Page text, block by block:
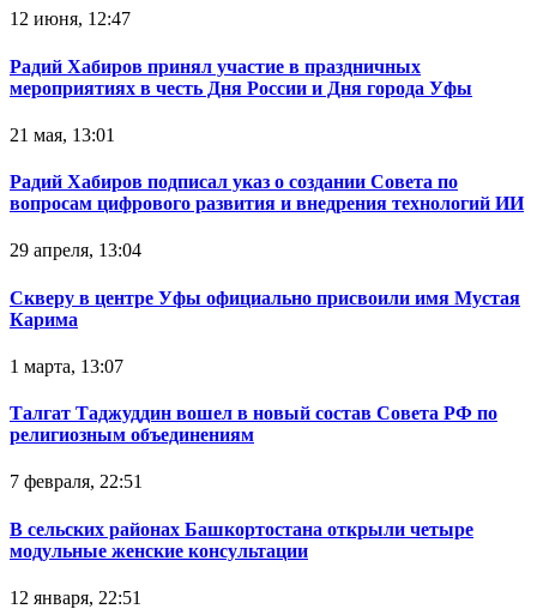
12 июня, 12:47
Радий Хабиров принял участие в праздничных
мероприятиях в честь Дня России и Дня города Уфы
21 мая, 13:01
Радий Хабиров подписал указ о создании Совета по
вопросам цифрового развития и внедрения технологий ИИ
29 апреля, 13:04
Скверу в центре Уфы официально присвоили имя Мустая
Карима
1 марта, 13:07
Талгат Таджуддин вошел в новый состав Совета РФ по
религиозным объединениям
7 февраля, 22:51
В сельских районах Башкортостана открыли четыре
модульные женские консультации
12 января, 22:51